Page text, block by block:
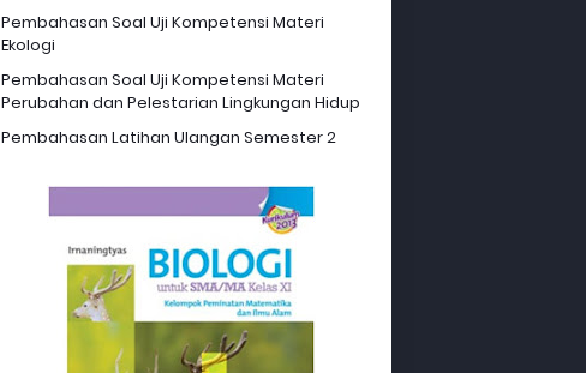
Pembahasan Soal Uji Kompetensi Materi
Ekologi
Pembahasan Soal Uji Kompetensi Materi
Perubahan dan Pelestarian Lingkungan Hidup
Pembahasan Latihan Ulangan Semester 2